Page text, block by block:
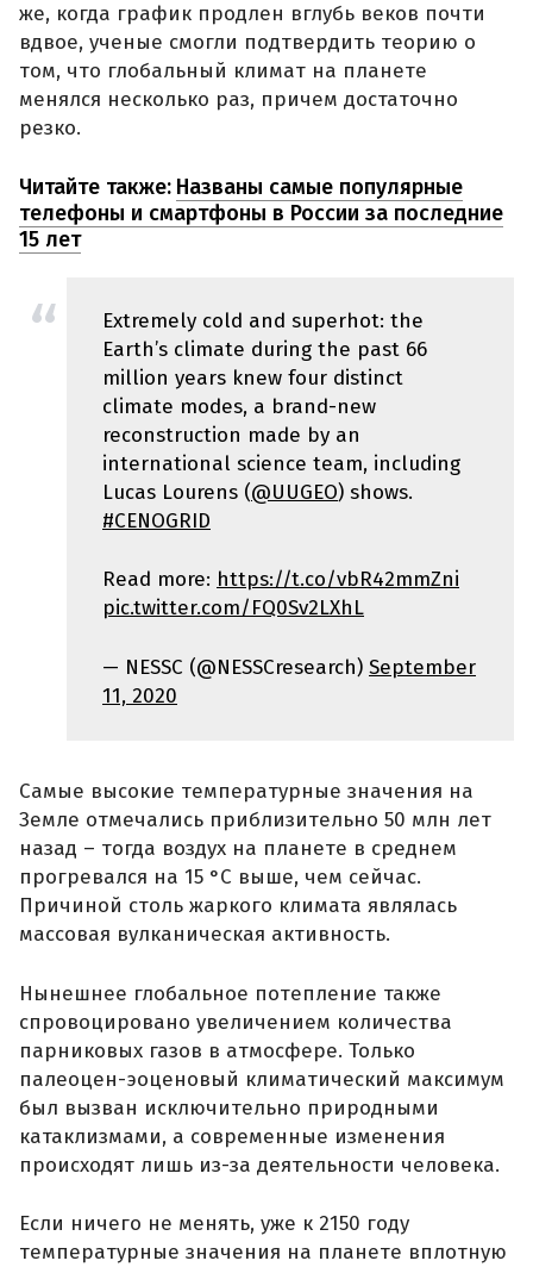
же, когда график продлен вглубь веков почти
вдвое, ученые смогли подтвердить теорию о
том, что глобальный климат на планете
менялся несколько раз, причем достаточно
резко.
Читайте также: Названы самые популярные
телефоны и смартфоны в России за последние
15 лет
Extremely cold and superhot: the
Earth’s climate during the past 66
million years knew four distinct
climate modes, a brand-new
reconstruction made by an
international science team, including
Lucas Lourens (@UUGEO) shows.
#CENOGRID
Read more: https://t.co/vbR42mmZni
pic.twitter.com/FQ0Sv2LXhL
— NESSC (@NESSCresearch) September
11, 2020
Самые высокие температурные значения на
Земле отмечались приблизительно 50 млн лет
назад – тогда воздух на планете в среднем
прогревался на 15 °С выше, чем сейчас.
Причиной столь жаркого климата являлась
массовая вулканическая активность.
Нынешнее глобальное потепление также
спровоцировано увеличением количества
парниковых газов в атмосфере. Только
палеоцен-эоценовый климатический максимум
был вызван исключительно природными
катаклизмами, а современные изменения
происходят лишь из-за деятельности человека.
Если ничего не менять, уже к 2150 году
температурные значения на планете вплотную